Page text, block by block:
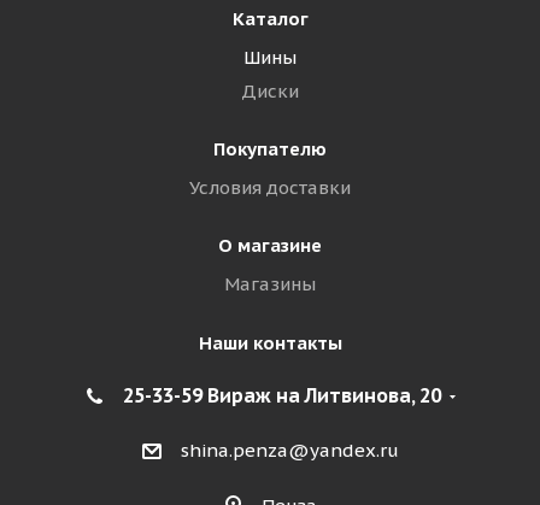
Каталог
Шины
Диски
Покупателю
Условия доставки
О магазине
Магазины
Наши контакты
25-33-59 Вираж на Литвинова, 20
shina.penza@yandex.ru